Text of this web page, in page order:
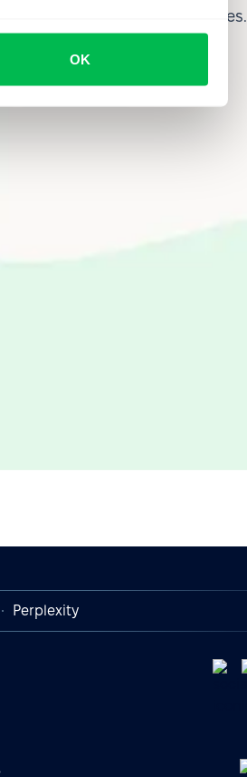
OK
y ahorrar hasta 80 horas al mes.
Perplexity